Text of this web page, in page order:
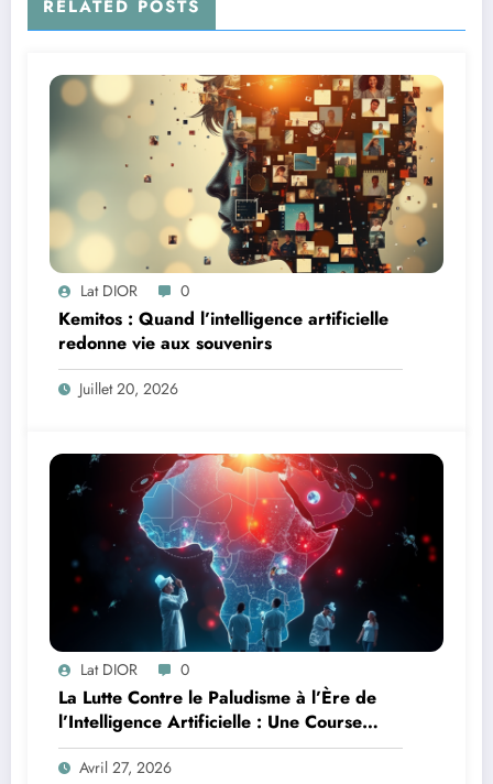
RELATED POSTS
Lat DIOR 0
Kemitos : Quand l’intelligence artificielle
redonne vie aux souvenirs
Juillet 20, 2026
Lat DIOR 0
La Lutte Contre le Paludisme à l’Ère de
l’Intelligence Artificielle : Une Course
Contre la Montre Africaine
Avril 27, 2026